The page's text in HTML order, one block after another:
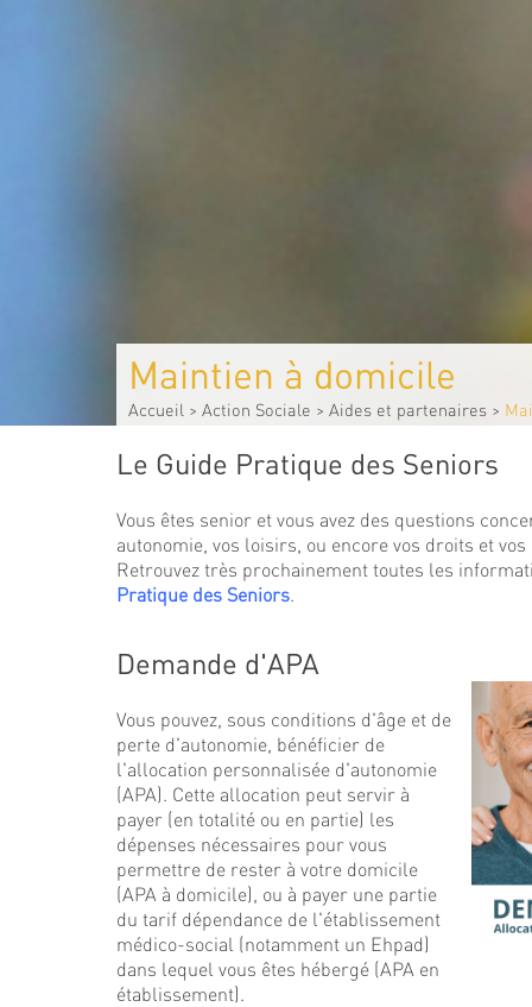
Maintien à domicile
Accueil > Action Sociale > Aides et partenaires>
Le Guide Pratique des Seniors
Vous êtes senior et vous avez des questions
autonomie, vos loisirs, ou encore vos droits et
Retrouvez très prochainement toutes les
Pratique des Seniors.
Demande d'APA
Vous pouvez, sous conditions d'âge et de
perte d'autonomie, bénéficier de
l'allocation personnalisée d'autonomie
(APA). Cette allocation peut servir à
payer (en totalité ou en partie) les
dépenses nécessaires pour vous
permettre de rester à votre domicile
(APA à domicile), ou à payer une partie
du tarif dépendance de l'établissement
médico-social (notamment un Ehpad)
dans lequel vous êtes hébergé (APA en
établissement).